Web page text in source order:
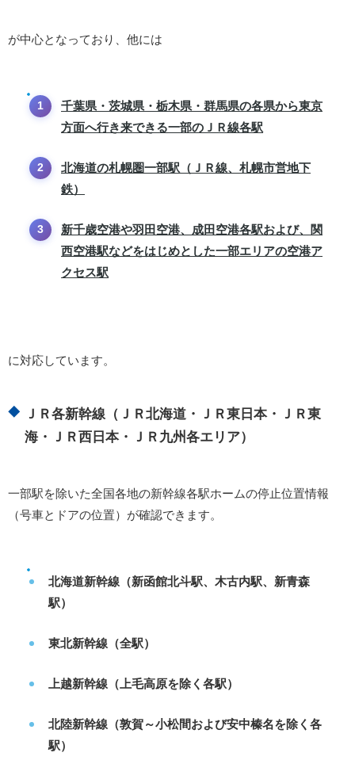
が中心となっており、他には
千葉県・茨城県・栃木県・群馬県の各県から東京
方面へ行き来できる一部のＪＲ線各駅
北海道の札幌圏一部駅（ＪＲ線、札幌市営地下
鉄）
新千歳空港や羽田空港、成田空港各駅および、関
西空港駅などをはじめとした一部エリアの空港ア
クセス駅
に対応しています。
ＪＲ各新幹線（ＪＲ北海道・ＪＲ東日本・ＪＲ東
海・ＪＲ西日本・ＪＲ九州各エリア）
一部駅を除いた全国各地の新幹線各駅ホームの停止位置情報
（号車とドアの位置）が確認できます。
北海道新幹線（新函館北斗駅、木古内駅、新青森
駅）
東北新幹線（全駅）
上越新幹線（上毛高原を除く各駅）
北陸新幹線（敦賀～小松間および安中榛名を除く各
駅）